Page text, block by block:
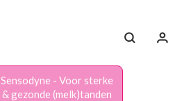
Sensodyne - Voor sterke
& gezonde (melk)tanden